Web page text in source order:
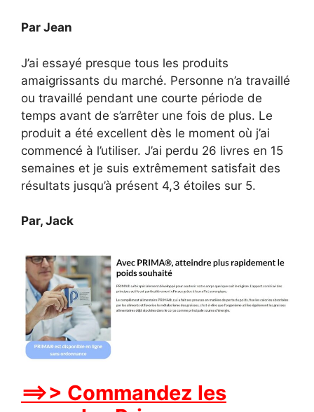
Par Jean
J’ai essayé presque tous les produits
amaigrissants du marché. Personne n’a travaillé
ou travaillé pendant une courte période de
temps avant de s’arrêter une fois de plus. Le
produit a été excellent dès le moment où j’ai
commencé à l’utiliser. J’ai perdu 26 livres en 15
semaines et je suis extrêmement satisfait des
résultats jusqu’à présent 4,3 étoiles sur 5.
Par, Jack
==>> Commandez les